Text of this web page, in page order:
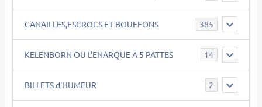
CANAILLES,ESCROCS ET BOUFFONS 385
KELENBORN OU L'ENARQUE A 5 PATTES 14
BILLETS d'HUMEUR 2